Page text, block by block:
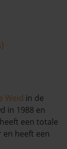
Weid in de
in 1988 en
een totale
heeft een